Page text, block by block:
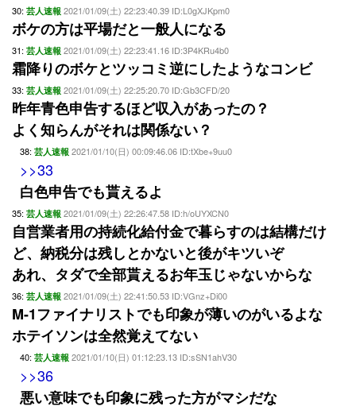
30: 芸人速報 2021/01/09(土) 22:23:40.39 ID:L0gXJKpm0
ボケの方は平場だと一般人になる
31: 芸人速報 2021/01/09(土) 22:23:41.16 ID:3P4KRu4b0
霜降りのボケとツッコミ逆にしたようなコンビ
33: 芸人速報 2021/01/09(土) 22:25:20.70 ID:Gb3CFD/20
昨年青色申告するほど収入があったの？
よく知らんがそれは関係ない？
38: 芸人速報 2021/01/10(日) 00:09:46.06 ID:tXbe+9uu0
>>33
白色申告でも貰えるよ
35: 芸人速報 2021/01/09(土) 22:26:47.58 ID:h/oUYXCN0
自営業者用の持続化給付金で暮らすのは結構だけ
ど、納税分は残しとかないと後がキツいぞ
あれ、タダで全部貰えるお年玉じゃないからな
36: 芸人速報 2021/01/09(土) 22:41:50.53 ID:VGnz+Di00
M-1ファイナリストでも印象が薄いのがいるよな
ホテイソンは全然覚えてない
40: 芸人速報 2021/01/10(日) 01:12:23.13 ID:sSN1ahV30
>>36
悪い意味でも印象に残った方がマシだな